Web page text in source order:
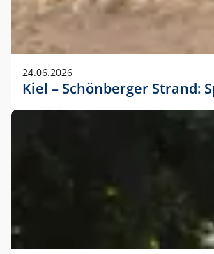
24.06.2026
Kiel – Schönberger Strand: